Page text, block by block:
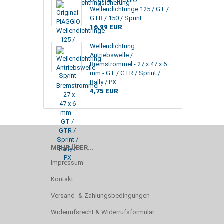
Wellendichtringe 125 / GT /
GTR / 150 / Sprint
16,99 EUR
Wellendichtring
Antriebswelle /
Bremstrommel - 27 x 47 x 6
mm - GT / GTR / Sprint /
Rally / PX
4,75 EUR
MEHR ÜBER...
Impressum
Kontakt
Versand- & Zahlungsbedingungen
Widerrufsrecht & Widerrufsformular